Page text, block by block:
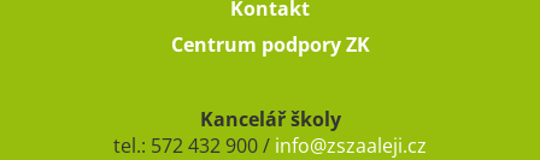
Kontakt
Centrum podpory ZK
Kancelář školy
tel.: 572 432 900 / info@zszaaleji.cz